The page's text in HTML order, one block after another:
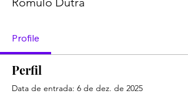
Profile
Perfil
Data de entrada: 6 de dez. de 2025